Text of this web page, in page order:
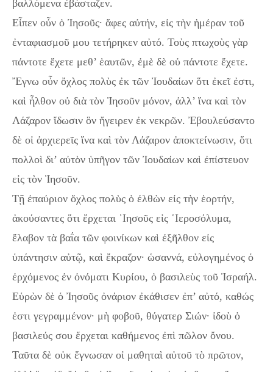
βαλλόμενα ἐβάσταζεν.
Εἶπεν οὖν ὁ Ἰησοῦς· ἄφες αὐτήν, εἰς τὴν ἡμέραν τοῦ
ἐνταφιασμοῦ μου τετήρηκεν αὐτό. Τοὺς πτωχοὺς γὰρ
πάντοτε ἔχετε μεθ’ ἑαυτῶν, ἐμὲ δὲ οὐ πάντοτε ἔχετε.
Ἔγνω οὖν ὄχλος πολὺς ἐκ τῶν Ἰουδαίων ὅτι ἐκεῖ ἐστι,
καὶ ἦλθον οὐ διὰ τὸν Ἰησοῦν μόνον, ἀλλ’ ἵνα καὶ τὸν
Λάζαρον ἴδωσιν ὃν ἤγειρεν ἐκ νεκρῶν. Ἐβουλεύσαντο
δὲ οἱ ἀρχιερεῖς ἵνα καὶ τὸν Λάζαρον ἀποκτείνωσιν, ὅτι
πολλοὶ δι’ αὐτὸν ὑπῆγον τῶν Ἰουδαίων καὶ ἐπίστευον
εἰς τὸν Ἰησοῦν.
Τῇ ἐπαύριον ὄχλος πολὺς ὁ ἐλθὼν εἰς τὴν ἑορτήν,
ἀκούσαντες ὅτι ἔρχεται ᾿Ιησοῦς εἰς ῾Ιεροσόλυμα,
ἔλαβον τὰ βαΐα τῶν φοινίκων καὶ ἐξῆλθον εἰς
ὑπάντησιν αὐτῷ, καὶ ἔκραζον· ὡσαννά, εὐλογημένος ὁ
ἐρχόμενος ἐν ὀνόματι Κυρίου, ὁ βασιλεὺς τοῦ Ἰσραήλ.
Εὑρὼν δὲ ὁ Ἰησοῦς ὀνάριον ἐκάθισεν ἐπ’ αὐτό, καθώς
ἐστι γεγραμμένον· μὴ φοβοῦ, θύγατερ Σιών· ἰδοὺ ὁ
βασιλεύς σου ἔρχεται καθήμενος ἐπὶ πῶλον ὄνου.
Ταῦτα δὲ οὐκ ἔγνωσαν οἱ μαθηταὶ αὐτοῦ τὸ πρῶτον,